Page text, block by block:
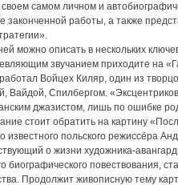
своем самом личном и
законченной работы, а также
можно описать в нескольких
звучанием приходите на
Войцех Киляр, один из
Вайдой, Спилбергом.
джазистом, лишь по ошибке
стоит обратить на картину
известного польского режиссёра
о жизни художника-
повествования,
Продолжит живописную тему